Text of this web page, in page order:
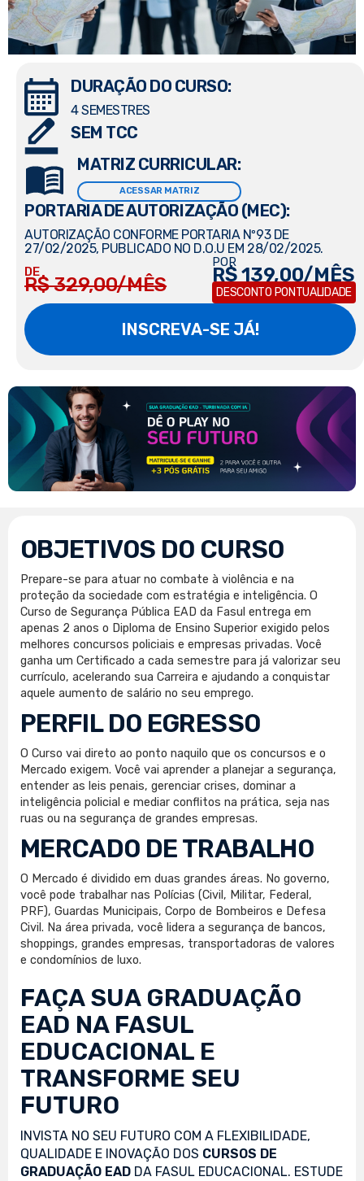
DURAÇÃO DO CURSO:
4 SEMESTRES
SEM TCC
MATRIZ CURRICULAR:
ACESSAR MATRIZ
PORTARIA DE AUTORIZAÇÃO (MEC):
AUTORIZAÇÃO CONFORME PORTARIA Nº93 DE
27/02/2025, PUBLICADO NO D.O.U EM 28/02/2025.
DE
R$ 329,00/MÊS
POR
R$ 139,00/MÊS
DESCONTO PONTUALIDADE
INSCREVA-SE JÁ!
OBJETIVOS DO CURSO
Prepare-se para atuar no combate à violência e na
proteção da sociedade com estratégia e inteligência. O
Curso de Segurança Pública EAD da Fasul entrega em
apenas 2 anos o Diploma de Ensino Superior exigido pelos
melhores concursos policiais e empresas privadas. Você
ganha um Certificado a cada semestre para já valorizar seu
currículo, acelerando sua Carreira e ajudando a conquistar
aquele aumento de salário no seu emprego.
PERFIL DO EGRESSO
O Curso vai direto ao ponto naquilo que os concursos e o
Mercado exigem. Você vai aprender a planejar a segurança,
entender as leis penais, gerenciar crises, dominar a
inteligência policial e mediar conflitos na prática, seja nas
ruas ou na segurança de grandes empresas.
MERCADO DE TRABALHO
O Mercado é dividido em duas grandes áreas. No governo,
você pode trabalhar nas Polícias (Civil, Militar, Federal,
PRF), Guardas Municipais, Corpo de Bombeiros e Defesa
Civil. Na área privada, você lidera a segurança de bancos,
shoppings, grandes empresas, transportadoras de valores
e condomínios de luxo.
FAÇA SUA GRADUAÇÃO
EAD NA FASUL
EDUCACIONAL E
TRANSFORME SEU
FUTURO
INVISTA NO SEU FUTURO COM A FLEXIBILIDADE,
QUALIDADE E INOVAÇÃO DOS CURSOS DE
GRADUAÇÃO EAD DA FASUL EDUCACIONAL. ESTUDE